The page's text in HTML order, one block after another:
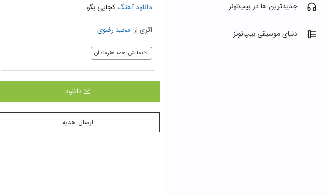
جدیدترین ها در بیپ‌تونز
دنیای موسیقی بیپ‌تونز
دانلود آهنگ کجایی بگو
اثری از: مجید رضوی
نمایش همه هنرمندان
دانلود
ارسال هدیه